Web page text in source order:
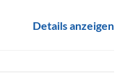
Details anzeigen